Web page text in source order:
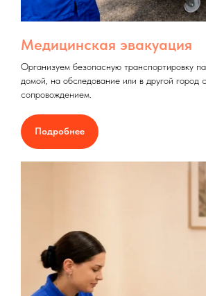
Медицинская эвакуация
Организуем безопасную транспортировку
домой, на обследование или в другой город
сопровождением.
Подробнее